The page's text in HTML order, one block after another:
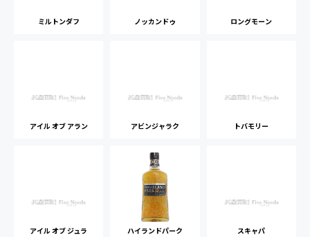
ミルトンダフ ノッカンドゥ ロングモーン
アイル オブ アラン アビンジャラク トバモリー
アイル オブ ジュラ ハイランドパーク スキャパ